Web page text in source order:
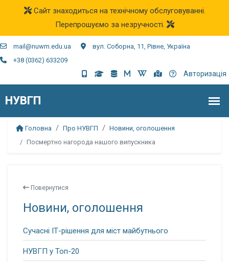
Сайт знаходиться на технічному обслуговуванні.
Перепрошуємо за незручності.
mail@nuwm.edu.ua
вул. Соборна, 11, Рівне, Україна
+38 (0362) 633209
Авторизація
Головна Про НУВГП
Новини, оголошення
Посмертно нагорода нашого випускника
Повернутися
Новини, оголошення
Сучасні ІТ-рішення для міст майбутнього
НУВГП у Топ-20